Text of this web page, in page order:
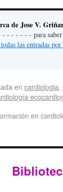
de Jose V.
- - - - - - para saber
las entradas
en cardiologia,
en